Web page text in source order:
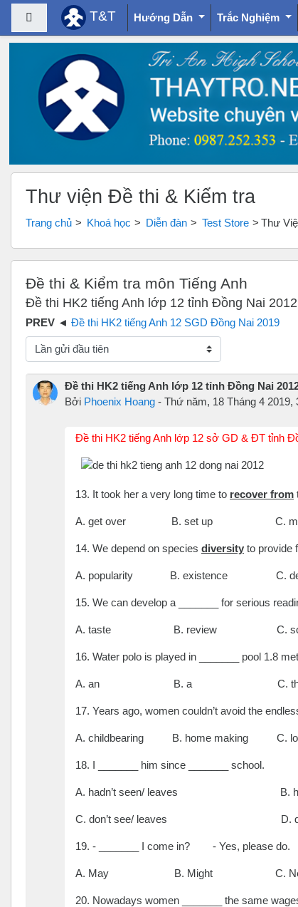
Chuyển tới nội dung chính
Bảng điều khiển cạnh
T&T Hướng Dẫn Trắc Nghiệm
Thư viện Đề thi & Kiểm tra
Trang chủ Khoá học Diễn đàn Test Store Thư
Đề thi & Kiểm tra môn Tiếng Anh
Đề thi HK2 tiếng Anh lớp 12 tỉnh Đồng Nai 2012
Đề thi HK2 tiếng Anh 12 SGD Đồng Nai 2019
độ hiển thị
Đề thi HK2 tiếng Anh lớp 12 tỉnh Đồng Nai
Bởi Phoenix Hoang - Thứ năm, 18 Tháng 4 2019,
Đề thi HK2 tiếng Anh lớp 12 sở GD & ĐT tỉnh
13. It took her a very long time to recover from
A. get over B. set up C.
14. We depend on species diversity to provide
A. popularity B. existence C.
15. We can develop a _______ for serious
A. taste B. review C.
16. Water polo is played in _______ pool 1.8
A. an B. a C. the
17. Years ago, women couldn’t avoid the
A. childbearing B. home making C.
18. I _______ him since _______ school.
A. hadn’t seen/ leaves B.
C. don’t see/ leaves D.
19. - _______ I come in? - Yes, please do.
A. May B. Might C.
20. Nowadays women _______ the same